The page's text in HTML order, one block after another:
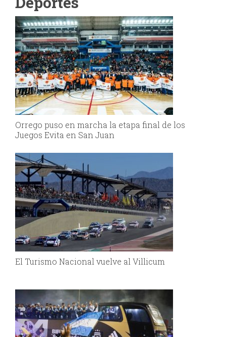
Orrego puso en marcha la etapa final de los
Juegos Evita en San Juan
El Turismo Nacional vuelve al Villicum